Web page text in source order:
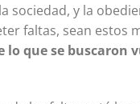
y la
faltas, sean estos
que se buscaron